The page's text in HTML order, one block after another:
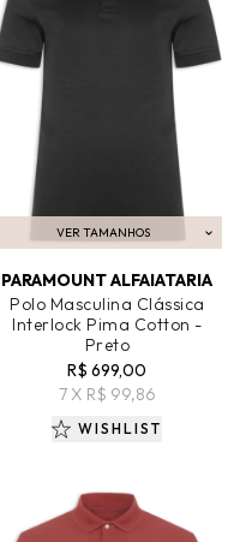
VER TAMANHOS
ADICIONAR AO CARRINHO
PARAMOUNT ALFAIATARIA
Polo Masculina Clássica
Interlock Pima Cotton -
Preto
R$ 699,00
7 X R$ 99,86
WISHLIST